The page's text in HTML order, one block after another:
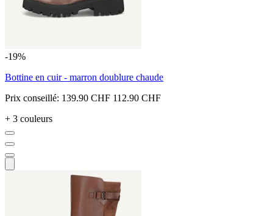
-19%
Bottine en cuir - marron doublure chaude
Prix conseillé: 139.90 CHF 112.90 CHF
+ 3 couleurs